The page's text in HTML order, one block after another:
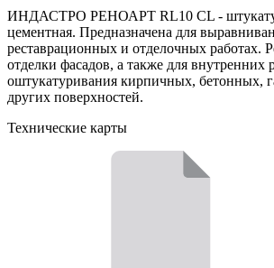
ИНДАСТРО РЕНОАРТ RL10 CL -
цементная. Предназначена для
реставрационных и отделочных работах.
отделки фасадов, а также для внутренних
оштукатуривания кирпичных, бетонных,
других поверхностей.
Технические карты